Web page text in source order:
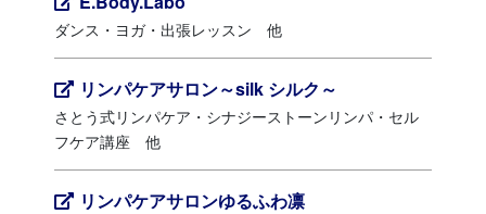
ダンス・ヨガ・出張レッスン 他
リンパケアサロン～silk シルク～
さとう式リンパケア・シナジーストーンリンパ・セル
フケア講座 他
リンパケアサロンゆるふわ凛